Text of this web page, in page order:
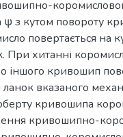
ψ з кутом повороту
повертається на
При хитанні
іншого кривошип
вказаного
кривошипа
кривошипно-